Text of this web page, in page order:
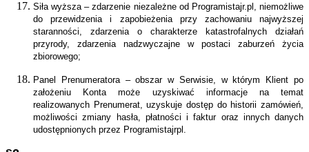
Siła wyższa – zdarzenie niezależne od Programistajr.pl, niemożliwe
do przewidzenia i zapobieżenia przy zachowaniu najwyższej
staranności, zdarzenia o charakterze katastrofalnych działań
przyrody, zdarzenia nadzwyczajne w postaci zaburzeń życia
zbiorowego;
Panel Prenumeratora – obszar w Serwisie, w którym Klient po
założeniu Konta może uzyskiwać informacje na temat
realizowanych Prenumerat, uzyskuje dostęp do historii zamówień,
możliwości zmiany hasła, płatności i faktur oraz innych danych
udostępnionych przez Programistajrpl.